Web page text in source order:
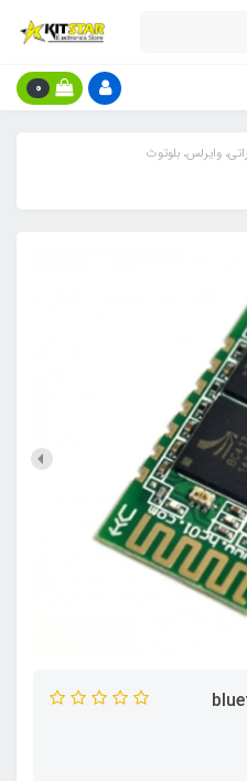
0
وایرلس، بلوتوث